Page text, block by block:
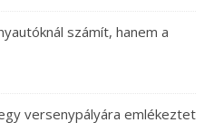
számít, hanem a
versenypályára emlékeztet